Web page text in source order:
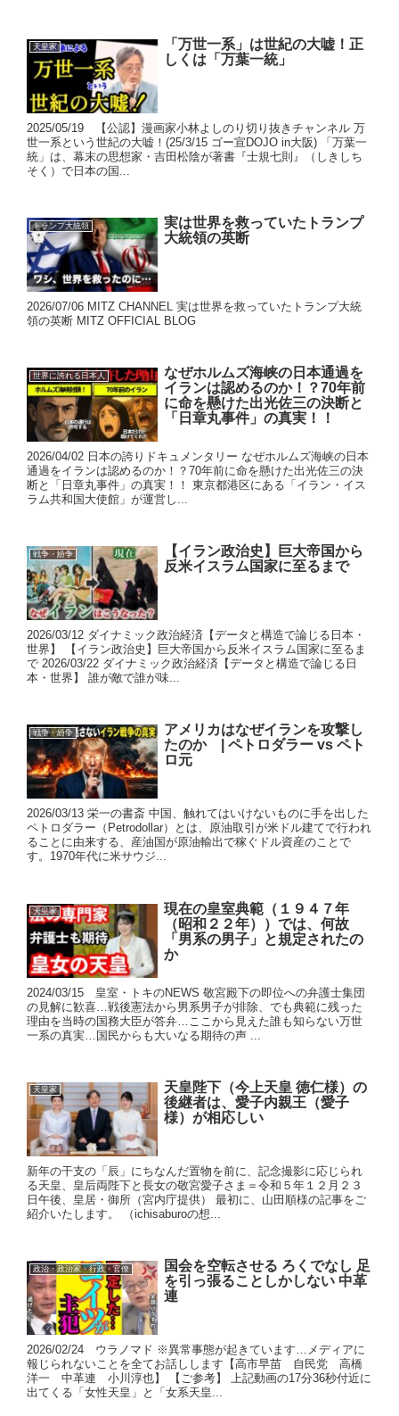
天皇家
「万世一系」は世紀の大嘘！正
しくは「万葉一統」
2025/05/19 【公認】漫画家小林よしのり切り抜きチャンネル 万
世一系という世紀の大嘘！(25/3/15 ゴー宣DOJO in大阪) 「万葉一
統」は、幕末の思想家・吉田松陰が著書『士規七則』（しきしち
そく）で日本の国...
トランプ大統領
実は世界を救っていたトランプ
大統領の英断
2026/07/06 MITZ CHANNEL 実は世界を救っていたトランプ大統
領の英断 MITZ OFFICIAL BLOG
世界に誇れる日本人
なぜホルムズ海峡の日本通過を
イランは認めるのか！？70年前
に命を懸けた出光佐三の決断と
「日章丸事件」の真実！！
2026/04/02 日本の誇りドキュメンタリー なぜホルムズ海峡の日本
通過をイランは認めるのか！？70年前に命を懸けた出光佐三の決
断と「日章丸事件」の真実！！ 東京都港区にある「イラン・イス
ラム共和国大使館」が運営し...
戦争・紛争
【イラン政治史】巨大帝国から
反米イスラム国家に至るまで
2026/03/12 ダイナミック政治経済【データと構造で論じる日本・
世界】 【イラン政治史】巨大帝国から反米イスラム国家に至るま
で 2026/03/22 ダイナミック政治経済【データと構造で論じる日
本・世界】 誰が敵で誰が味...
戦争・紛争
アメリカはなぜイランを攻撃し
たのか | ペトロダラー vs ペト
ロ元
2026/03/13 栄一の書斎 中国、触れてはいけないものに手を出した
ペトロダラー（Petrodollar）とは、原油取引が米ドル建てで行われ
ることに由来する、産油国が原油輸出で稼ぐドル資産のことで
す。1970年代に米サウジ...
天皇家
現在の皇室典範（１９４７年
（昭和２２年））では、何故
「男系の男子」と規定されたの
か
2024/03/15 皇室・トキのNEWS 敬宮殿下の即位への弁護士集団
の見解に歓喜…戦後憲法から男系男子が排除、でも典範に残った
理由を当時の国務大臣が答弁…ここから見えた誰も知らない万世
一系の真実…国民からも大いなる期待の声 ...
天皇家
天皇陛下（今上天皇 徳仁様）の
後継者は、愛子内親王（愛子
様）が相応しい
新年の干支の「辰」にちなんだ置物を前に、記念撮影に応じられ
る天皇、皇后両陛下と長女の敬宮愛子さま＝令和５年１２月２３
日午後、皇居・御所（宮内庁提供） 最初に、山田順様の記事をご
紹介いたします。 （ichisaburoの想...
政治・政治家・行政・官僚
国会を空転させる ろくでなし 足
を引っ張ることしかしない 中革
連
2026/02/24 ウラノマド ※異常事態が起きています…メディアに
報じられないことを全てお話しします【高市早苗 自民党 高橋
洋一 中革連 小川淳也】 【ご参考】 上記動画の17分36秒付近に
出てくる「女性天皇」と「女系天皇...